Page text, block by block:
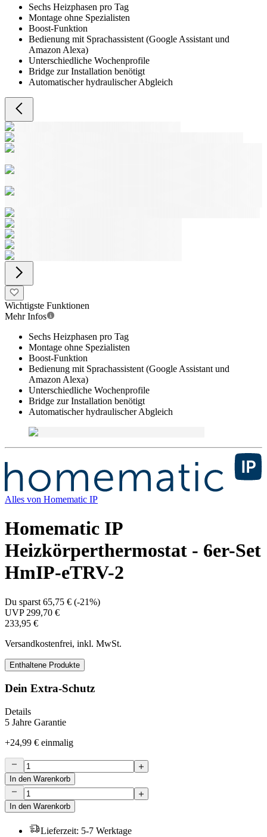
Sechs Heizphasen pro Tag
Montage ohne Spezialisten
Boost-Funktion
Bedienung mit Sprachassistent (Google Assistant und
Amazon Alexa)
Unterschiedliche Wochenprofile
Bridge zur Installation benötigt
Automatischer hydraulischer Abgleich
Wichtigste Funktionen
Mehr Infos
Sechs Heizphasen pro Tag
Montage ohne Spezialisten
Boost-Funktion
Bedienung mit Sprachassistent (Google Assistant und
Amazon Alexa)
Unterschiedliche Wochenprofile
Bridge zur Installation benötigt
Automatischer hydraulischer Abgleich
Alles von Homematic IP
Homematic IP
Heizkörperthermostat - 6er-Set
HmIP-eTRV-2
Du sparst 65,75 € (-21%)
UVP 299,70 €
233,95 €
Versandkostenfrei, inkl. MwSt.
Enthaltene Produkte
Dein Extra-Schutz
Details
5 Jahre Garantie
+24,99 € einmalig
In den Warenkorb
In den Warenkorb
Lieferzeit: 5-7 Werktage